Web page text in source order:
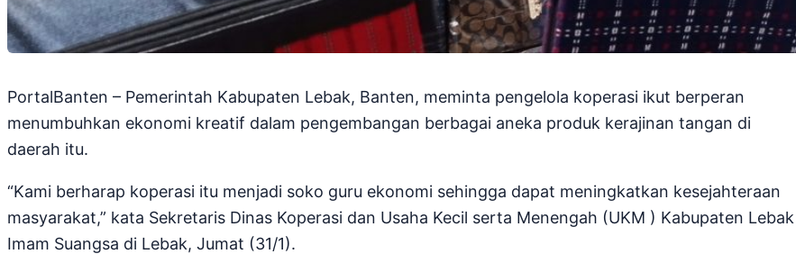
PortalBanten – Pemerintah Kabupaten Lebak, Banten, meminta pengelola koperasi ikut berperan
menumbuhkan ekonomi kreatif dalam pengembangan berbagai aneka produk kerajinan tangan di
daerah itu.
“Kami berharap koperasi itu menjadi soko guru ekonomi sehingga dapat meningkatkan kesejahteraan
masyarakat,” kata Sekretaris Dinas Koperasi dan Usaha Kecil serta Menengah (UKM ) Kabupaten Lebak
Imam Suangsa di Lebak, Jumat (31/1).